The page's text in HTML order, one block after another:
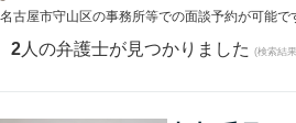
名古屋市守山区の事務所等での面談予約が可能で
2 人の弁護士が見つかりました (検索結